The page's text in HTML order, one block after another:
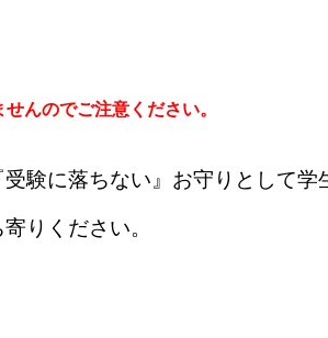
せんのでご注意ください。
験に落ちない』お守りとして学
りください。